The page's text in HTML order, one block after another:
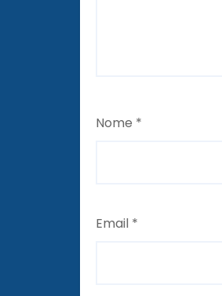
Nome *
Email *